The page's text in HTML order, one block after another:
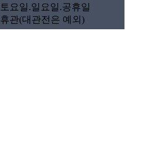
토요일.일요일.공휴일
휴관(대관전은 예외)